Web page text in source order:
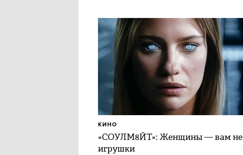
«СОУЛМ8ЙТ»: Женщины — вам не
игрушки
КИНО